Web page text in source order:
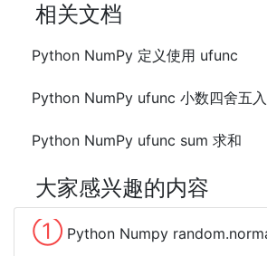
相关文档
Python NumPy 定义使用 ufunc
Python NumPy ufunc 小数四舍五入
Python NumPy ufunc sum 求和
大家感兴趣的内容
① Python Numpy